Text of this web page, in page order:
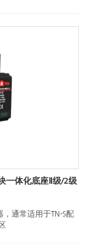
一体化底座Ⅱ级/2级
通常适用于TN-S配